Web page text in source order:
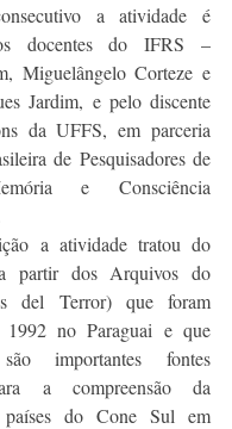
a atividade é
docentes do IFRS –
Miguelângelo Corteze e
Jardim, e pelo discente
da UFFS, em parceria
de Pesquisadores de
e Consciência
partir dos Arquivos do
del Terror) que foram
1992 no Paraguai e que
importantes fontes
a compreensão da
países do Cone Sul em